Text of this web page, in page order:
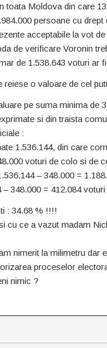
toata Moldova din care
persoane cu
acceptabile la vot
de verificare Voronin
de 1.538.643 voturi ar
reiese o valoare de cel
pe suma minima de
si din traista
:
1.536.144, din care
voturi de colo si de
– 348.000 =
348.000 = 412.084 voturi
: 34.68 % !!!!
cu ce a vazut madam
nimerit la milimetru dar
proceselor
nimic ?